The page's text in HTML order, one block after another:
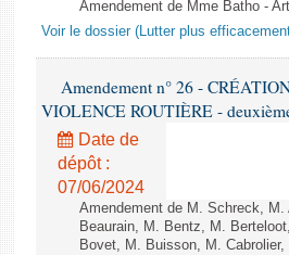
Amendement de Mme Batho -
Voir le dossier (Lutter plus
Amendement n° 26 -
VIOLENCE ROUTIÈRE -
Date de
dépôt :
07/06/2024
Amendement de M. Schreck,
Beaurain, M. Bentz, M.
Bovet, M. Buisson, M.